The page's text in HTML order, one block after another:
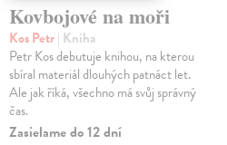
Kovbojové na moři
Kos Petr| Kniha
Petr Kos debutuje knihou, na kterou
sbíral materiál dlouhých patnáct let.
Ale jak říká, všechno má svůj správný
čas.
Zasielame do 12 dní